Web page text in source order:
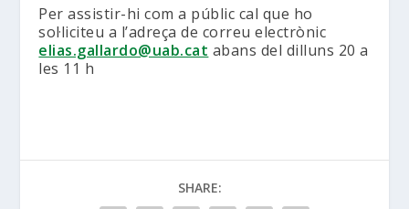
Per assistir-hi com a públic cal que ho
sol·liciteu a l’adreça de correu electrònic
elias.gallardo@uab.cat abans del dilluns 20 a
les 11 h
SHARE: